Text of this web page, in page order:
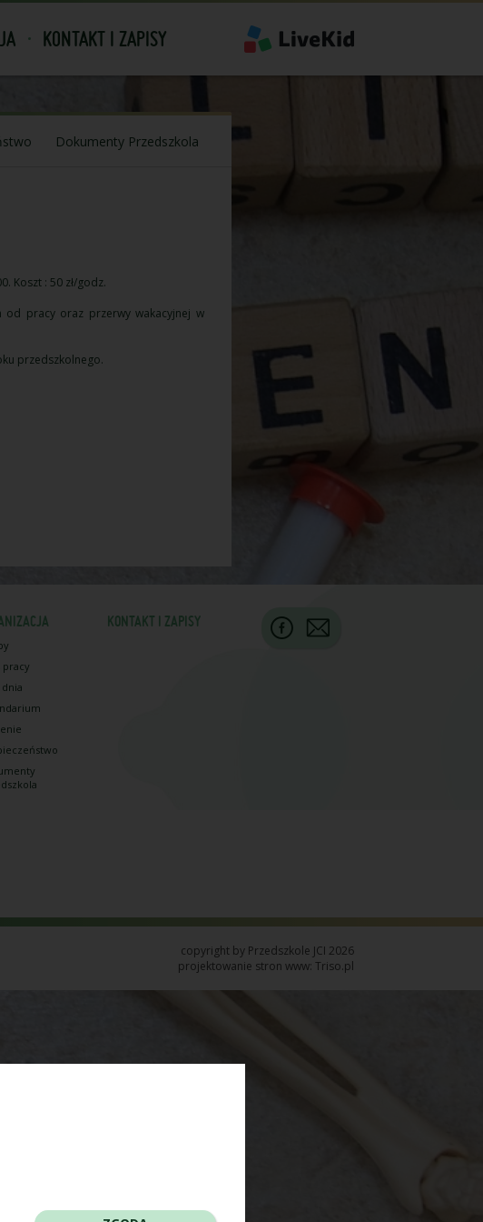
KONTAKT I ZAPISY
Dokumenty Przedszkola
Koszt : 50 zł/godz.
od pracy oraz przerwy wakacyjnej w
przedszkolnego.
pracy
dnia
KONTAKT I ZAPISY
copyright by Przedszkole JCI 2026
projektowanie stron www: Triso.pl